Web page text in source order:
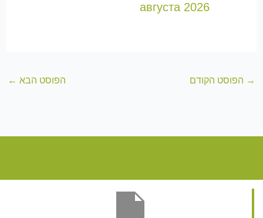
августа 2026
→ הפוסט הקודם הפוסט הבא ←